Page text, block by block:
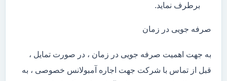
برطرف نماید.
صرفه جویی در زمان
به جهت اهمیت صرفه جویی در زمان ، در صورت تمایل ،
قبل از تماس با شرکت جهت اجاره آمبولانس خصوصی ، به